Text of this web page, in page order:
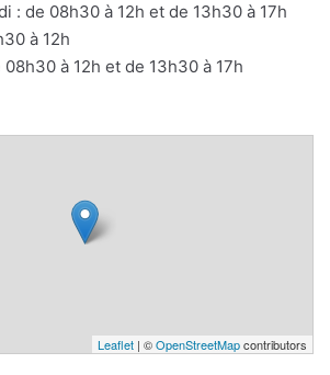
: de 08h30 à 12h et de 13h30 à 17h
à 12h
à 12h et de 13h30 à 17h
Leaflet | ©OpenStreetMapcontributors